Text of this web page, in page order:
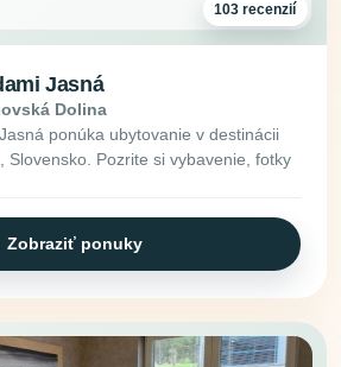
103 recenzií
Jasná
Dolina
ponúka ubytovanie v destinácii
Slovensko. Pozrite si vybavenie, fotky
Zobraziť ponuky